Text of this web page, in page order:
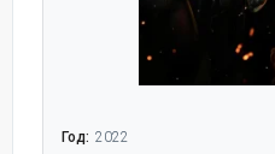
Год: 2022